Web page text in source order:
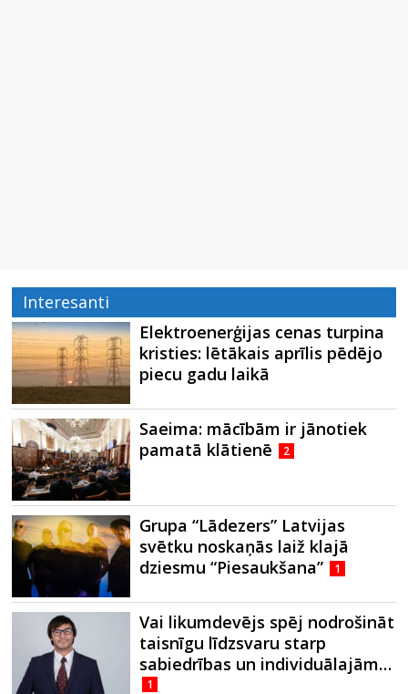
Interesanti
Elektroenerģijas cenas turpina
kristies: lētākais aprīlis pēdējo
piecu gadu laikā
Saeima: mācībām ir jānotiek
pamatā klātienē
2
Grupa “Lādezers” Latvijas
svētku noskaņās laiž klajā
dziesmu “Piesaukšana”
1
Vai likumdevējs spēj nodrošināt
taisnīgu līdzsvaru starp
sabiedrības un individuālajām…
1